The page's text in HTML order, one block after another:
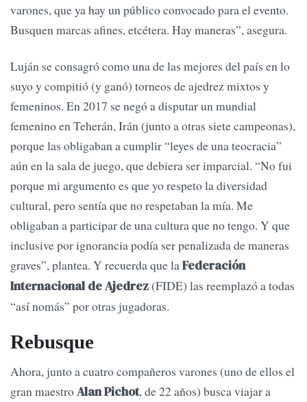
varones, que ya hay un público convocado para el evento.
Busquen marcas afines, etcétera. Hay maneras”, asegura.
Luján se consagró como una de las mejores del país en lo
suyo y compitió (y ganó) torneos de ajedrez mixtos y
femeninos. En 2017 se negó a disputar un mundial
femenino en Teherán, Irán (junto a otras siete campeonas),
porque las obligaban a cumplir “leyes de una teocracia”
aún en la sala de juego, que debiera ser imparcial. “No fui
porque mi argumento es que yo respeto la diversidad
cultural, pero sentía que no respetaban la mía. Me
obligaban a participar de una cultura que no tengo. Y que
inclusive por ignorancia podía ser penalizada de maneras
graves”, plantea. Y recuerda que laFederación
Internacional de Ajedrez(FIDE) las reemplazó a todas
“así nomás” por otras jugadoras.
Rebusque
Ahora, junto a cuatro compañeros varones (uno de ellos el
gran maestroAlan Pichot, de 22 años) busca viajar a